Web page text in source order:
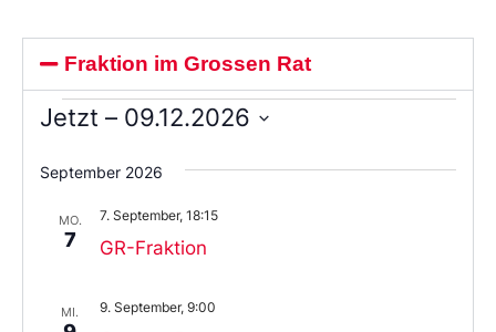
Fraktion im Grossen Rat
Jetzt – 09.12.2026
Sie
das
aus.
September 2026
MO.
7 GR-Fraktion
7. September, 18:15
MI. 9. September, 9:00